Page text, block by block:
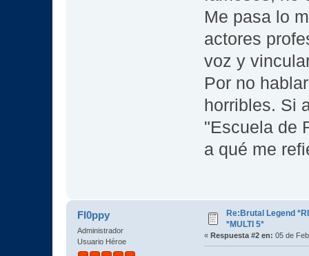
Me pasa lo
actores
voz y
Por no
horribles. Si
"Escuela de
a qué me
Fl0ppy
Administrador
Usuario Héroe
Re:Brutal Legend
*MULTI 5*
« Respuesta #2 en: 05 de